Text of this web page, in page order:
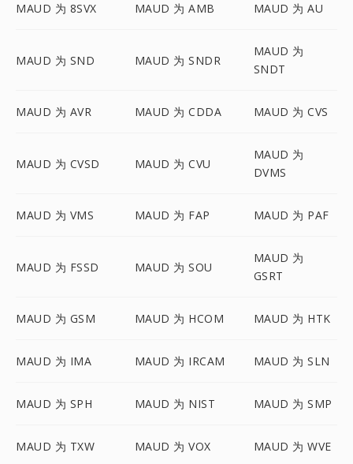
MAUD 为 8SVX MAUD 为 AMB MAUD 为 AU
MAUD 为 SND MAUD 为 SNDR
MAUD 为
SNDT
MAUD 为 AVR MAUD 为 CDDA MAUD 为 CVS
MAUD 为 CVSD MAUD 为 CVU
MAUD 为
DVMS
MAUD 为 VMS MAUD 为 FAP MAUD 为 PAF
MAUD 为 FSSD MAUD 为 SOU
MAUD 为
GSRT
MAUD 为 GSM MAUD 为 HCOM MAUD 为 HTK
MAUD 为 IMA MAUD 为 IRCAM MAUD 为 SLN
MAUD 为 SPH MAUD 为 NIST MAUD 为 SMP
MAUD 为 TXW MAUD 为 VOX MAUD 为 WVE